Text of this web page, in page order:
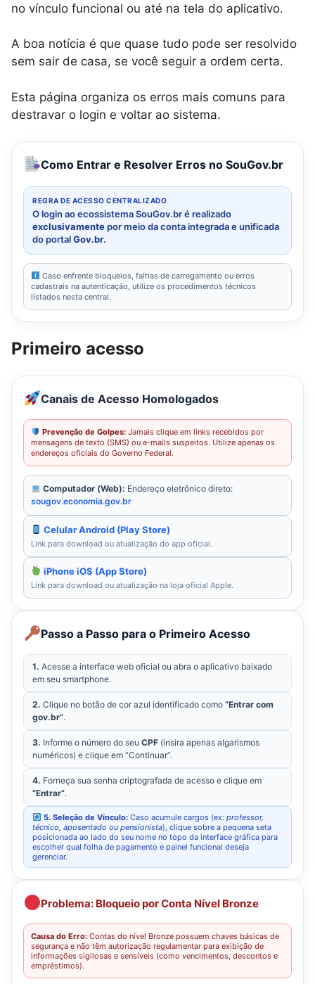
no vínculo funcional ou até na tela do aplicativo.
A boa notícia é que quase tudo pode ser resolvido
sem sair de casa, se você seguir a ordem certa.
Esta página organiza os erros mais comuns para
destravar o login e voltar ao sistema.
Como Entrar e Resolver Erros no SouGov.br
REGRA DE ACESSO CENTRALIZADO
O login ao ecossistema SouGov.br é realizado
exclusivamentepor meio da conta integrada e unificada
do portalGov.br.
Caso enfrente bloqueios, falhas de carregamento ou erros
cadastrais na autenticação, utilize os procedimentos técnicos
listados nesta central.
Primeiro acesso
Canais de Acesso Homologados
Prevenção de Golpes:Jamais clique em links recebidos por
mensagens de texto (SMS) ou e-mails suspeitos. Utilize apenas os
endereços oficiais do Governo Federal.
Computador (Web): Endereço eletrônico direto:
sougov.economia.gov.br
Celular Android (Play Store)
Link para download ou atualização do app oficial.
iPhone iOS (App Store)
Link para download ou atualização na loja oficial Apple.
Passo a Passo para o Primeiro Acesso
1. Acesse a interface web oficial ou abra o aplicativo baixado
em seu smartphone.
2. Clique no botão de cor azul identificado como “Entrar com
gov.br”.
3. Informe o número do seu CPF (insira apenas algarismos
numéricos) e clique em “Continuar”.
4. Forneça sua senha criptografada de acesso e clique em
“Entrar”.
5. Seleção de Vínculo:Caso acumule cargos (ex: professor,
técnico, aposentado ou pensionista), clique sobre a pequena seta
posicionada ao lado do seu nome no topo da interface gráfica para
escolher qual folha de pagamento e painel funcional deseja
gerenciar.
Problema: Bloqueio por Conta Nível Bronze
Causa do Erro: Contas do nível Bronze possuem chaves básicas de
segurança e não têm autorização regulamentar para exibição de
informações sigilosas e sensíveis (como vencimentos, descontos e
empréstimos).